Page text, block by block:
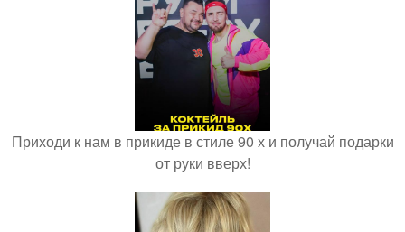
Приходи к нам в прикиде в стиле 90 х и получай подарки
от руки вверх!